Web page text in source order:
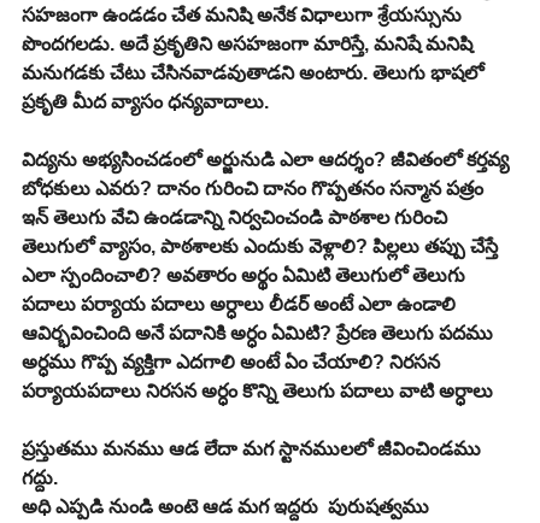
సహజంగా ఉండడం చేత మనిషి అనేక విధాలుగా శ్రేయస్సును
పొందగలడు. అదే ప్రకృతిని అసహజంగా మారిస్తే, మనిషే మనిషి
మనుగడకు చేటు చేసినవాడవుతాడని అంటారు. తెలుగు భాషలో
ప్రకృతి మీద వ్యాసం ధన్యవాదాలు.
విద్యను అభ్యసించడంలో అర్జునుడి ఎలా ఆదర్శం? జీవితంలో కర్తవ్య
బోధకులు ఎవరు? దానం గురించి దానం గొప్పతనం సన్మాన పత్రం
ఇన్ తెలుగు వేచి ఉండడాన్ని నిర్వచించండి పాఠశాల గురించి
తెలుగులో వ్యాసం, పాఠశాలకు ఎందుకు వెళ్లాలి? పిల్లలు తప్పు చేస్తే
ఎలా స్పందించాలి? అవతారం అర్థం ఏమిటి తెలుగులో తెలుగు
పదాలు పర్యాయ పదాలు అర్ధాలు లీడర్ అంటే ఎలా ఉండాలి
ఆవిర్భవించింది అనే పదానికి అర్ధం ఏమిటి? ప్రేరణ తెలుగు పదము
అర్ధము గొప్ప వ్యక్తిగా ఎదగాలి అంటే ఏం చేయాలి? నిరసన
పర్యాయపదాలు నిరసన అర్ధం కొన్ని తెలుగు పదాలు వాటి అర్ధాలు
ప్రస్తుతము మనము ఆడ లేదా మగ స్టానములలో జీవించిండము
గద్దు.
అధి ఎప్పడి నుండి అంటె ఆడ మగ ఇద్దరు  పురుషత్వము